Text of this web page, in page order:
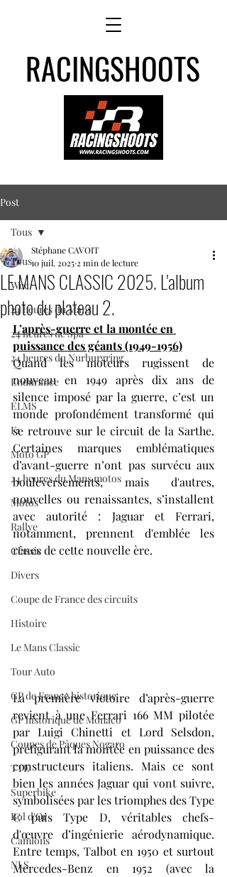
RACINGSHOOTS
Post
Tous
Wec
24 heures du Mans
24 heures de Spa
24 heures du Nurburgring
Endurance
ELMS
F1
Moto GP
24 heures du Mans motos
Motos
Rallye
Classic
Divers
Coupe de France des circuits
Histoire
Le Mans Classic
Tour Auto
GP de France historique
GP historique de Monaco
Coupes de Pâques Nogaro
TTE
Superbike
Bol d'Or
Camions
NLS
Tous
LE MANS CLASSIC 2025. L'album
photo du plateau 2.
Stéphane CAVOIT
10 juil. 2025 2 min de lecture
L’après-guerre et la montée en
puissance des géants (1949-1956)
Quand les moteurs rugissent de
nouveau en 1949 après dix ans de
silence imposé par la guerre, c’est un
monde profondément transformé qui
se retrouve sur le circuit de la Sarthe.
Certaines marques emblématiques
d’avant-guerre n’ont pas survécu aux
bouleversements, mais d'autres,
nouvelles ou renaissantes, s’installent
avec autorité : Jaguar et Ferrari,
notamment, prennent d'emblée les
rênes de cette nouvelle ère.
La première victoire d’après-guerre
revient à une Ferrari 166 MM pilotée
par Luigi Chinetti et Lord Selsdon,
préfigurant la montée en puissance des
constructeurs italiens. Mais ce sont
bien les années Jaguar qui vont suivre,
symbolisées par les triomphes des Type
C puis Type D, véritables chefs-
d'œuvre d’ingénierie aérodynamique.
Entre temps, Talbot en 1950 et surtout
Mercedes-Benz en 1952 (avec la